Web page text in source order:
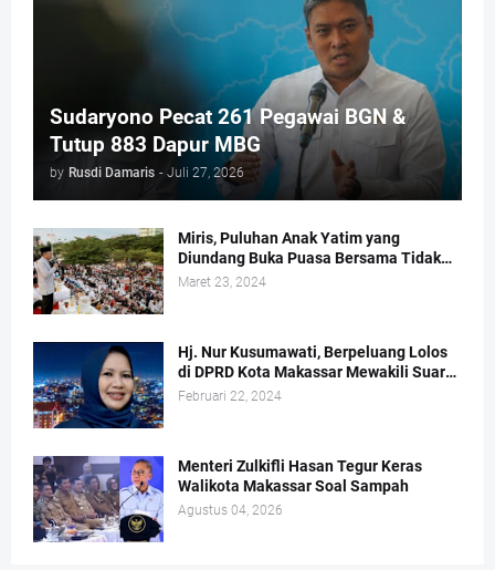
Sudaryono Pecat 261 Pegawai BGN &
Tutup 883 Dapur MBG
by Rusdi Damaris - Juli 27, 2026
Miris, Puluhan Anak Yatim yang
Diundang Buka Puasa Bersama Tidak
Dapat Jatah Makan dan Infaq
Maret 23, 2024
Hj. Nur Kusumawati, Berpeluang Lolos
di DPRD Kota Makassar Mewakili Suara
Perempuan Dapil 2
Februari 22, 2024
Menteri Zulkifli Hasan Tegur Keras
Walikota Makassar Soal Sampah
Agustus 04, 2026